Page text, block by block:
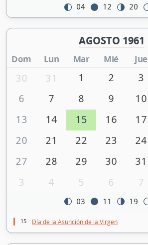
04 12 20
AGOSTO 1961
Dom Lun Mar Mié Jue
30 31 1 2 3
6
7 8 9 10
13
14 15 16 17
20
21 22 23 24
27
28 29 30 31
3
4 5 6 7
03 11 19
15 Día de la Asunción de la Virgen